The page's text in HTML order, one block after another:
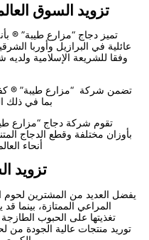
تزويد السوق
عائلية في البرازيل وأوربا
وفقا للشريعة الإسلامية
تضمن شركة “مزارع طيبة” ®
بما في ذلك
تقوم شركة دجاج “مزارع
بأوزان مختلفة وقطع الدجاج
أنحاء
تزويد
يفضل العديد من المشترين لحوم
المراعي الممتازة، بينما
تغذيتها على الحبوب
توريد منتجات عالية الجودة من